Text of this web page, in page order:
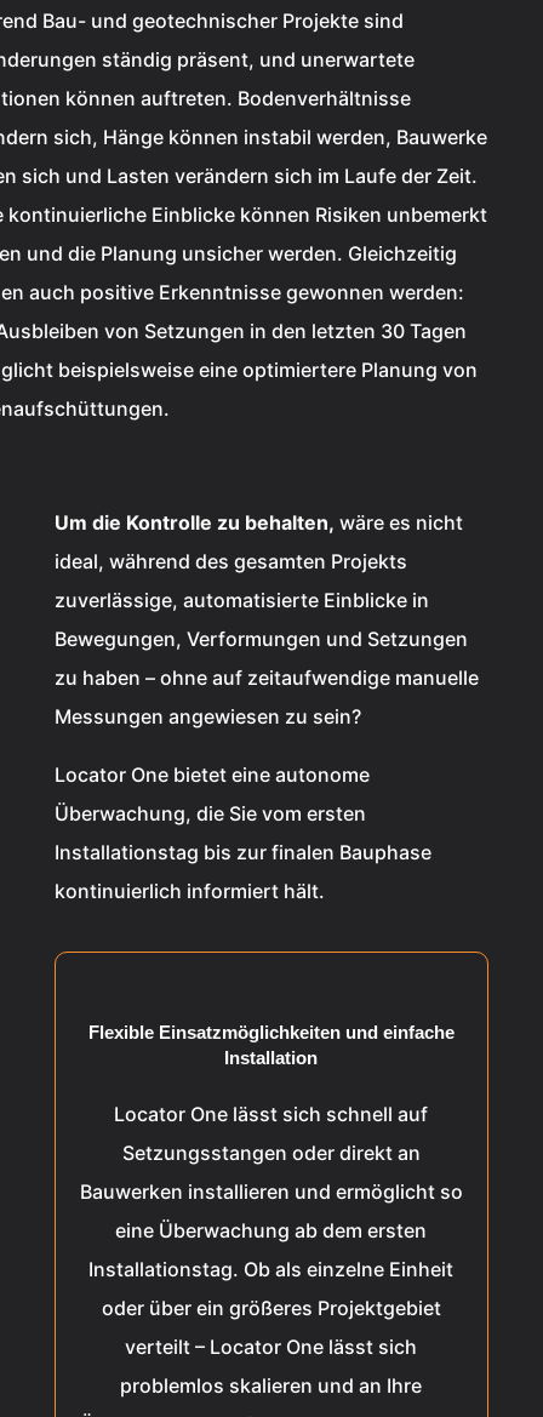
Bau- und geotechnischer Projekte sind
ständig präsent, und unerwartete
können auftreten. Bodenverhältnisse
sich, Hänge können instabil werden, Bauwerke
sich und Lasten verändern sich im Laufe der Zeit.
kontinuierliche Einblicke können Risiken unbemerkt
und die Planung unsicher werden. Gleichzeitig
auch positive Erkenntnisse gewonnen werden:
von Setzungen in den letzten 30 Tagen
beispielsweise eine optimiertere Planung von
Um die Kontrolle zu behalten, wäre es nicht
ideal, während des gesamten Projekts
zuverlässige, automatisierte Einblicke in
Bewegungen, Verformungen und Setzungen
zu haben – ohne auf zeitaufwendige manuelle
Messungen angewiesen zu sein?
Locator One bietet eine autonome
Überwachung, die Sie vom ersten
Installationstag bis zur finalen Bauphase
kontinuierlich informiert hält.
Flexible Einsatzmöglichkeiten und einfache
Installation
Locator One lässt sich schnell auf
Setzungsstangen oder direkt an
Bauwerken installieren und ermöglicht so
eine Überwachung ab dem ersten
Installationstag. Ob als einzelne Einheit
oder über ein größeres Projektgebiet
verteilt – Locator One lässt sich
problemlos skalieren und an Ihre